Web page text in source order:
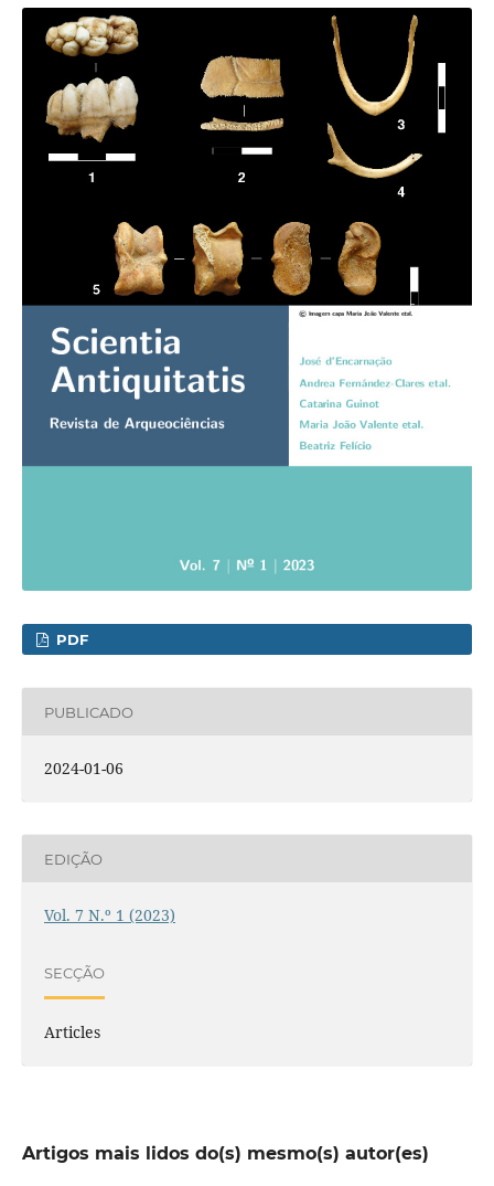
PDF
PUBLICADO
2024-01-06
EDIÇÃO
Vol. 7 N.º 1 (2023)
SECÇÃO
Articles
Artigos mais lidos do(s) mesmo(s) autor(es)